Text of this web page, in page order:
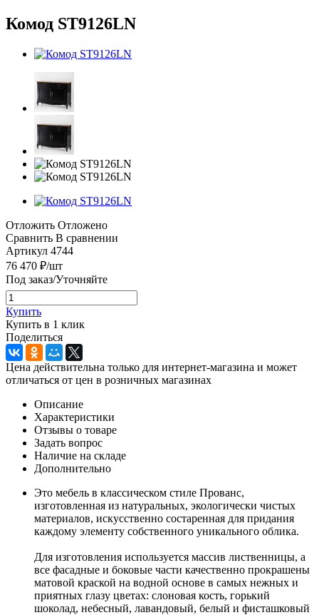
Комод ST9126LN
Отложить Отложено
Сравнить В сравнении
Артикул 4744
76 470 ₽/шт
Под заказ/Уточняйте
Купить
Купить в 1 клик
Поделиться
Цена действительна только для интернет-магазина и может
отличаться от цен в розничных магазинах
Описание
Характеристики
Отзывы о товаре
Задать вопрос
Наличие на складе
Дополнительно
Это мебель в классическом стиле Прованс,
изготовленная из натуральных, экологически чистых
материалов, искусственно состаренная для придания
каждому элементу собственного уникального облика.
Для изготовления используется массив лиственницы, а
все фасадные и боковые части качественно прокрашены
матовой краской на водной основе в самых нежных и
приятных глазу цветах: слоновая кость, горький
шоколад, небесный, лавандовый, белый и фисташковый